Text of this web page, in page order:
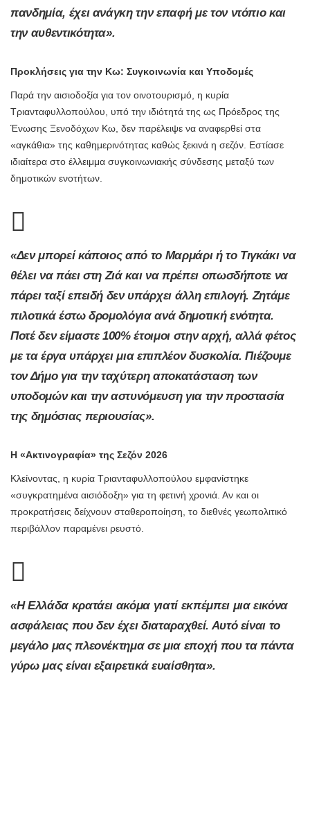
πανδημία, έχει ανάγκη την επαφή με τον ντόπιο και
την αυθεντικότητα».
Προκλήσεις για την Κω: Συγκοινωνία και Υποδομές
Παρά την αισιοδοξία για τον οινοτουρισμό, η κυρία
Τριανταφυλλοπούλου, υπό την ιδιότητά της ως Πρόεδρος της
Ένωσης Ξενοδόχων Κω, δεν παρέλειψε να αναφερθεί στα
«αγκάθια» της καθημερινότητας καθώς ξεκινά η σεζόν. Εστίασε
ιδιαίτερα στο έλλειμμα συγκοινωνιακής σύνδεσης μεταξύ των
δημοτικών ενοτήτων.
«Δεν μπορεί κάποιος από το Μαρμάρι ή το Τιγκάκι να
θέλει να πάει στη Ζιά και να πρέπει οπωσδήποτε να
πάρει ταξί επειδή δεν υπάρχει άλλη επιλογή. Ζητάμε
πιλοτικά έστω δρομολόγια ανά δημοτική ενότητα.
Ποτέ δεν είμαστε 100% έτοιμοι στην αρχή, αλλά φέτος
με τα έργα υπάρχει μια επιπλέον δυσκολία. Πιέζουμε
τον Δήμο για την ταχύτερη αποκατάσταση των
υποδομών και την αστυνόμευση για την προστασία
της δημόσιας περιουσίας».
Η «Ακτινογραφία» της Σεζόν 2026
Κλείνοντας, η κυρία Τριανταφυλλοπούλου εμφανίστηκε
«συγκρατημένα αισιόδοξη» για τη φετινή χρονιά. Αν και οι
προκρατήσεις δείχνουν σταθεροποίηση, το διεθνές γεωπολιτικό
περιβάλλον παραμένει ρευστό.
«Η Ελλάδα κρατάει ακόμα γιατί εκπέμπει μια εικόνα
ασφάλειας που δεν έχει διαταραχθεί. Αυτό είναι το
μεγάλο μας πλεονέκτημα σε μια εποχή που τα πάντα
γύρω μας είναι εξαιρετικά ευαίσθητα».